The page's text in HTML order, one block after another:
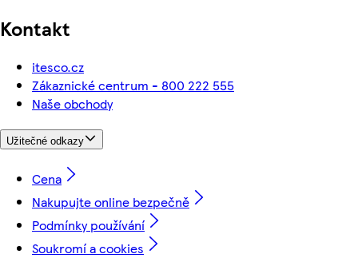
Kontakt
itesco.cz
Zákaznické centrum - 800 222 555
Naše obchody
Užitečné odkazy
Cena
Nakupujte online bezpečně
Podmínky používání
Soukromí a cookies